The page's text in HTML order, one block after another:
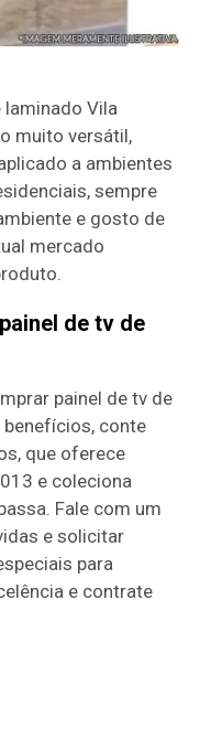
laminado Vila
muito versátil,
a ambientes
sempre
e gosto de
mercado
de tv de
painel de tv de
conte
que oferece
e coleciona
Fale com um
e solicitar
para
e contrate